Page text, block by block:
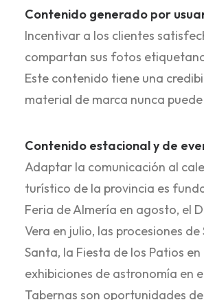
Contenido generado por
Incentivar a los clientes
compartan sus fotos
Este contenido tiene una
material de marca nunca
Contenido estacional y de
Adaptar la comunicación al
turístico de la provincia es
Feria de Almería en agosto, el
Vera en julio, las procesiones de
Santa, la Fiesta de los Patios
exhibiciones de astronomía en
Tabernas son oportunidades